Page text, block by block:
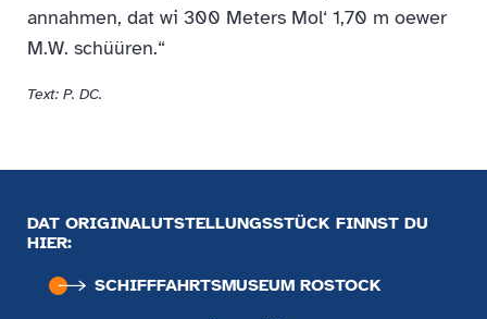
annahmen, dat wi 300 Meters Mol‘ 1,70 m oewer
M.W. schüüren.“
Text: P. DC.
DAT ORIGINALUTSTELLUNGSSTÜCK FINNST DU
HIER:
SCHIFFFAHRTS­MUSEUM ROSTOCK